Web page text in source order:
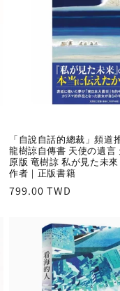
「自說自話的總裁」頻道
龍樹諒自傳書 天使の遺言
原版 竜樹諒 私が見た未
作者｜正版書籍
Regular
799.00 TWD